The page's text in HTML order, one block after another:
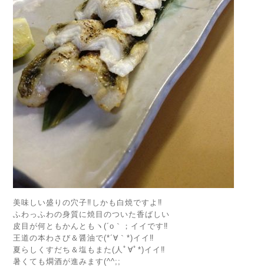
美味しい盛りの穴子‼しかも白焼ですよ‼
ふわっふわの身質に焼目のついた香ばしい
皮目が何ともかんともヽ(´o｀；イイです‼
王道の本わさび＆醤油で(*´∀｀*)イイ‼
夏らしくすだち＆塩もまた(人ﾟ∀ﾟ*)イイ‼
暑くても燗酒が進みます(^^;;